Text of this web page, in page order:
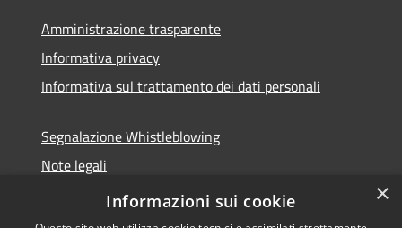
Amministrazione trasparente
Informativa privacy
Informativa sul trattamento dei dati personali
Segnalazione Whistleblowing
Note legali
Dichiarazione di accessibilità
×
Informazioni sui cookie